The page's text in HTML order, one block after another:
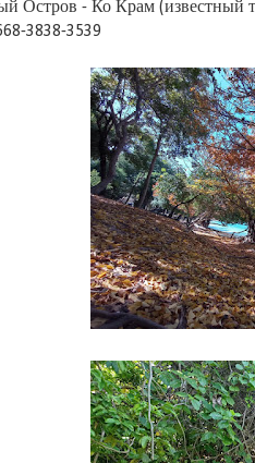
Остров - Ко Крам (известный
3838-3539